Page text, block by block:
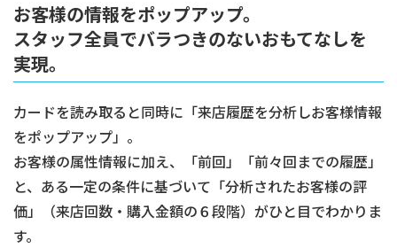
お客様の情報をポップアップ。
スタッフ全員でバラつきのないおもてなしを
実現。
カードを読み取ると同時に「来店履歴を分析しお客様情報
をポップアップ」。
お客様の属性情報に加え、「前回」「前々回までの履歴」
と、ある一定の条件に基づいて「分析されたお客様の評
価」（来店回数・購入金額の６段階）がひと目でわかりま
す。